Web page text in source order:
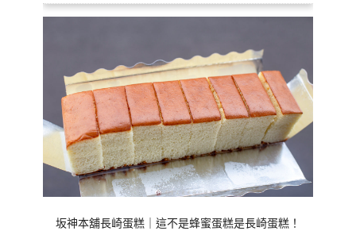
坂神本舖長崎蛋糕｜這不是蜂蜜蛋糕是長崎蛋糕！